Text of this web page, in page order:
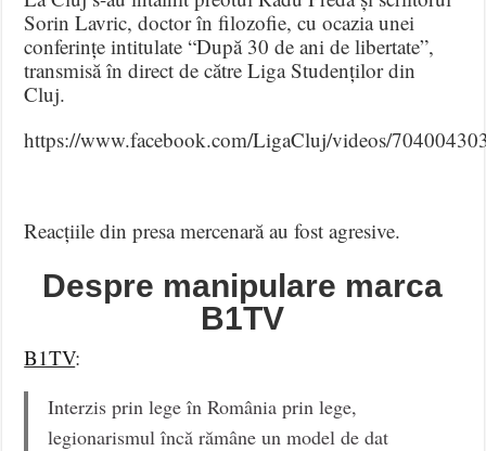
Sorin Lavric, doctor în filozofie, cu ocazia unei
conferințe intitulate “După 30 de ani de libertate”,
transmisă în direct de către Liga Studenților din
Cluj.
https://www.facebook.com/LigaCluj/videos/
Reacțiile din presa mercenară au fost agresive.
Despre manipulare marca
B1TV
B1TV:
Interzis prin lege în România prin lege,
legionarismul încă rămâne un model de dat